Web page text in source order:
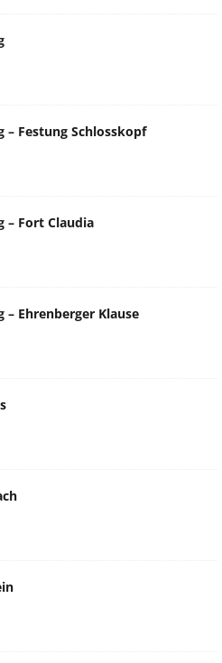
– Festung Schlosskopf
– Fort Claudia
– Ehrenberger Klause